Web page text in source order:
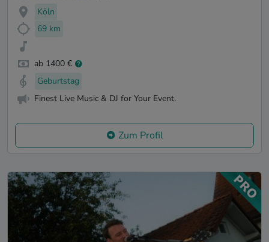
Köln
69 km
ab 1400 €
Geburtstag
Finest Live Music & DJ for Your Event.
Zum Profil